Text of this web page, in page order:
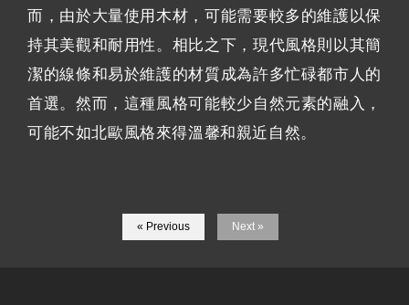
而，由於大量使用木材，可能需要較多的維護以保
持其美觀和耐用性。相比之下，現代風格則以其簡
潔的線條和易於維護的材質成為許多忙碌都市人的
首選。然而，這種風格可能較少自然元素的融入，
可能不如北歐風格來得溫馨和親近自然。
« Previous Next »